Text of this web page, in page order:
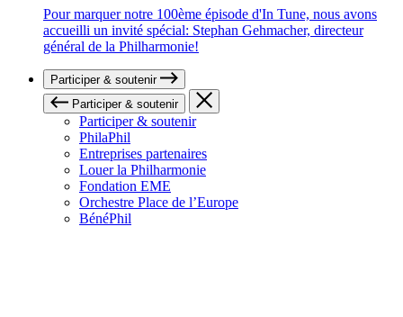
Pour marquer notre 100ème épisode d'In Tune, nous avons
accueilli un invité spécial: Stephan Gehmacher, directeur
général de la Philharmonie!
Participer & soutenir
Participer & soutenir
Participer & soutenir
PhilaPhil
Entreprises partenaires
Louer la Philharmonie
Fondation EME
Orchestre Place de l’Europe
BénéPhil